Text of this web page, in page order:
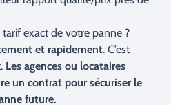
exact de votre panne ?
et rapidement. C’est
Les agences ou locataires
un contrat pour sécuriser le
future.